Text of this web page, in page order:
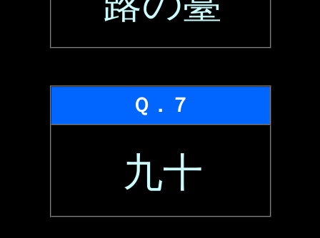
Ｑ．７
九十